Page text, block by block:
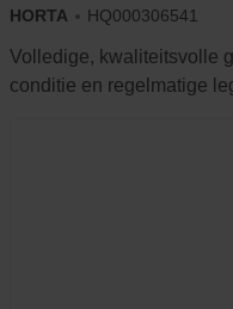
HORTA HQ000306541
Volledige, kwaliteitsvolle
conditie en regelmatige